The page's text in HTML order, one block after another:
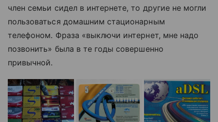
член семьи сидел в интернете, то другие не могли
пользоваться домашним стационарным
телефоном. Фраза «выключи интернет, мне надо
позвонить» была в те годы совершенно
привычной.